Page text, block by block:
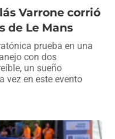
Varrone corrió
de Le Mans
prueba en una
con dos
un sueño
vez en este evento